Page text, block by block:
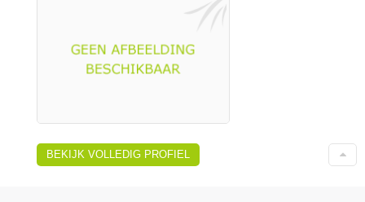
BEKIJK VOLLEDIG PROFIEL